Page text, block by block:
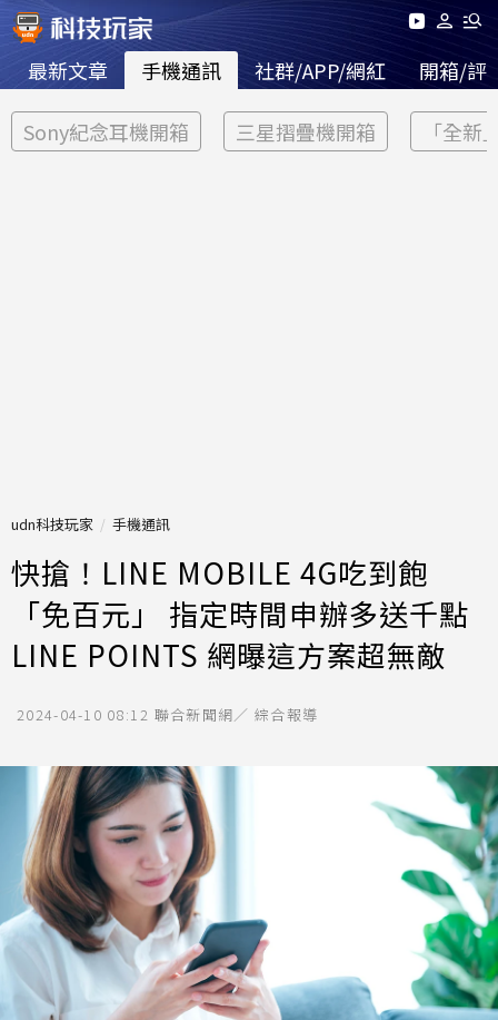
最新文章 手機通訊 社群/APP/網紅 開箱/評
Sony紀念耳機開箱 三星摺疊機開箱 「全新
udn科技玩家 手機通訊
快搶！LINE MOBILE 4G吃到飽
「免百元」 指定時間申辦多送千點
LINE POINTS 網曝這方案超無敵
2024-04-10 08:12 聯合新聞網／ 綜合報導